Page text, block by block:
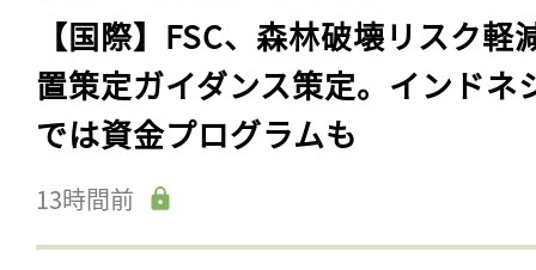
【国際】FSC、森林破壊リスク軽
置策定ガイダンス策定。インドネ
では資金プログラムも
13時間前